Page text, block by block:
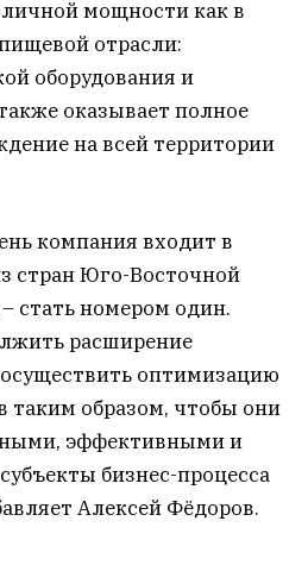
мощности как в
отрасли:
оборудования и
оказывает полное
на всей территории
компания входит в
стран Юго-Восточной
стать номером один.
расширение
оптимизацию
таким образом, чтобы они
эффективными и
бизнес-процесса
Алексей Фёдоров.